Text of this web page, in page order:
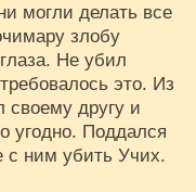
могли делать все
злобу
Не убил
это. Из
своему другу и
угодно. Поддался
ним убить Учих.